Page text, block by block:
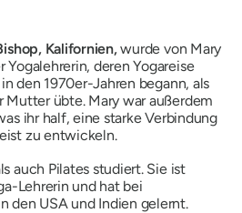
Kalifornien,wurde von Mary
Yogalehrerin, deren Yogareise
den 1970er-Jahren begann, als
Mutter übte. Mary war außerdem
ihr half, eine starke Verbindung
zu entwickeln.
auch Pilates studiert. Sie ist
Lehrerin und hat bei
den USA und Indien gelernt.